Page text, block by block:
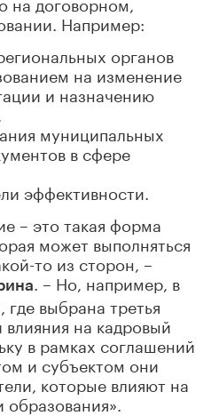
Например:
органов
на изменение
и назначению
муниципальных
в сфере
эффективности.
– это такая форма
может выполняться
то из сторон, –
. – Но, например, в
выбрана третья
на кадровый
в рамках соглашений
и субъектом они
которые влияют на